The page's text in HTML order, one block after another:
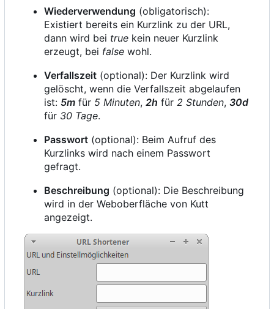
Wiederverwendung (obligatorisch):
Existiert bereits ein Kurzlink zu der URL,
dann wird bei true kein neuer Kurzlink
erzeugt, bei false wohl.
Verfallszeit (optional): Der Kurzlink wird
gelöscht, wenn die Verfallszeit abgelaufen
ist: 5m für 5 Minuten, 2h für 2 Stunden, 30d
für 30 Tage.
Passwort (optional): Beim Aufruf des
Kurzlinks wird nach einem Passwort
gefragt.
Beschreibung (optional): Die Beschreibung
wird in der Weboberfläche von Kutt
angezeigt.